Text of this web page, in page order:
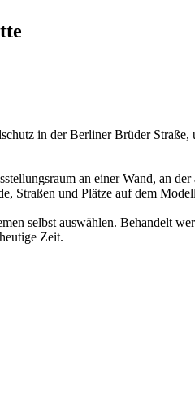
in der Berliner Brüder
an einer Wand, an
Straßen und Plätze auf dem
selbst auswählen. Behandelt
Zeit.